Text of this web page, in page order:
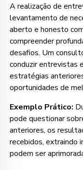
A realização de
levantamento de
aberto e honesto
compreender
desafios. Um
conduzir entrevistas
estratégias
oportunidades de
Exemplo Prático:
pode questionar
anteriores, os
recebidos, extraindo
podem ser